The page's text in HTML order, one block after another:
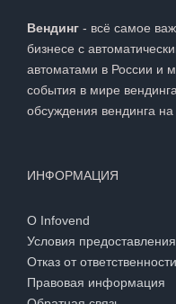
Вендинг - всё самое
бизнесе с
автоматами в России и
события в мире
обсуждения вендинга на
ИНФОРМАЦИЯ
О Infovend
Условия
Отказ от ответственности
Правовая информация